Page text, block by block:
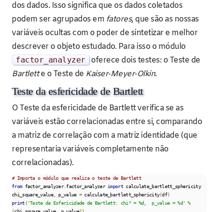
dos dados. Isso significa que os dados coletados
podem ser agrupados em fatores, que são as nossas
variáveis ocultas com o poder de sintetizar e melhor
descrever o objeto estudado. Para isso o módulo
factor_analyzer
oferece dois testes: o Teste de
Bartlette o Teste de Kaiser-Meyer-Olkin.
Teste da esfericidade de Bartlett
O Teste da esfericidade de Bartlett verifica se as
variáveis estão correlacionadas entre si, comparando
a matriz de correlação com a matriz identidade (que
representaria variáveis completamente não
correlacionadas).
# Importa o módulo que realiza o teste de Bartlett
from factor_analyzer.factor_analyzer import calculate_bartlett_sphericity
chi_square_value, p_value = calculate_bartlett_sphericity(df)
print ('Teste da Esfericidade de Bartlett: chi² = %d,  p_value = %d' %